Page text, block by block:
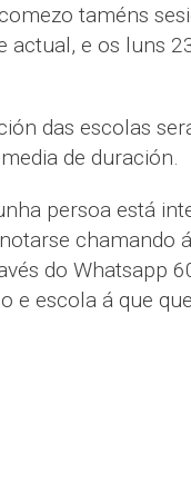
taméns
actual, e os luns
das escolas
de duración.
persoa está
chamando
do Whatsapp
e escola á que